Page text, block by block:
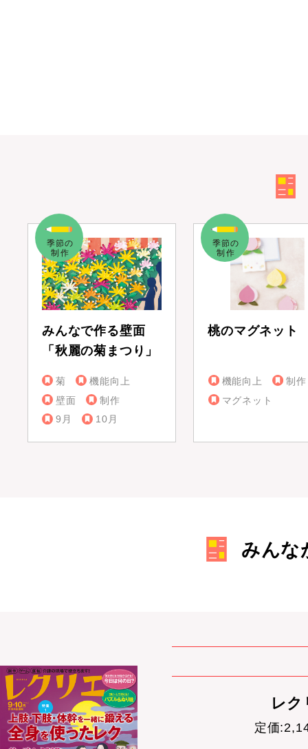
みんなで作る壁面
「秋麗の菊まつり」
菊
機能向上
壁面
制作
9月
10月
桃のマグネット
機能向上
制作
マグネット
みんな
レ
定価